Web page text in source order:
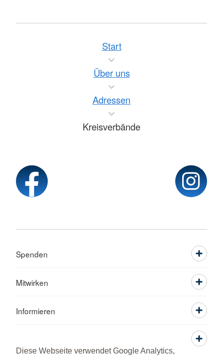
Diese Webseite verwendet Google Analytics,
Start
Über uns
Adressen
Kreisverbände
Spenden
Mitwirken
Informieren